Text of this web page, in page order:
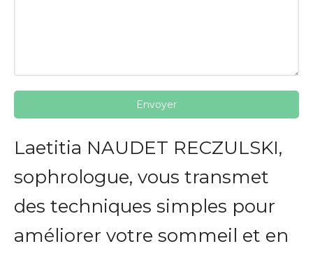
Envoyer
Laetitia NAUDET RECZULSKI,
sophrologue, vous transmet
des techniques simples pour
améliorer votre sommeil et en